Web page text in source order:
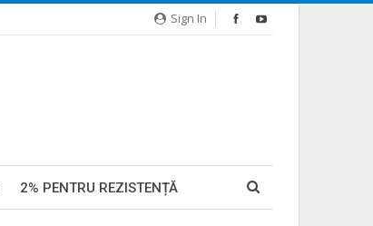
Sign In
2% PENTRU REZISTENȚĂ